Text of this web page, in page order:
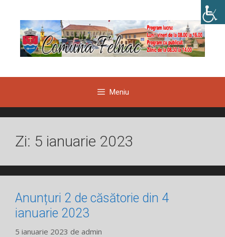
conținut
Meniu
Zi: 5 ianuarie 2023
Anunțuri 2 de căsătorie din 4
ianuarie 2023
5 ianuarie 2023 de admin